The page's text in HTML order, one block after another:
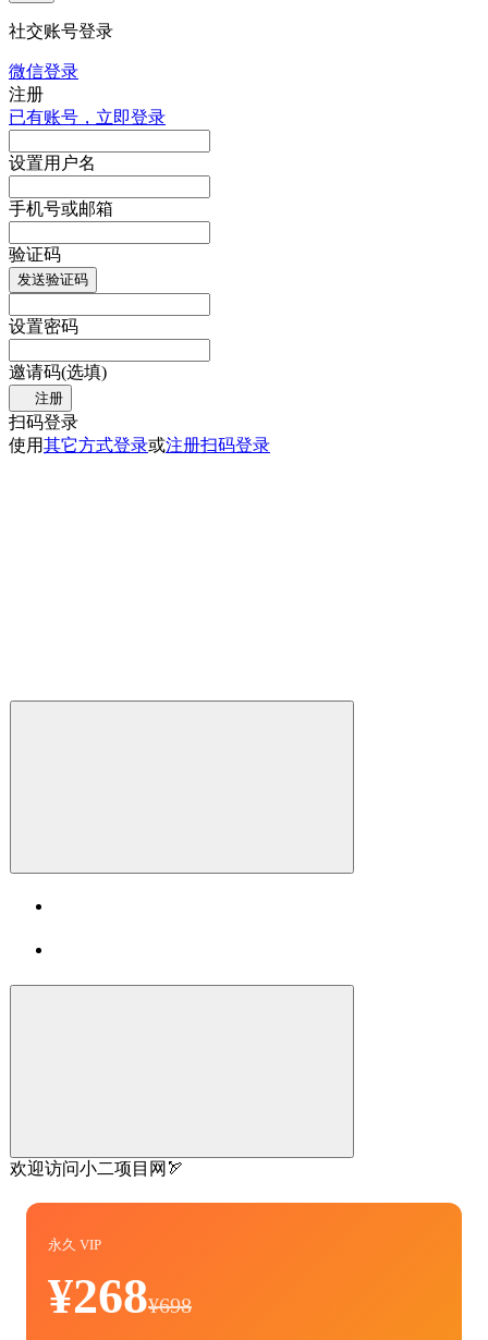
社交账号登录
微信登录
注册
已有账号，立即登录
设置用户名
手机号或邮箱
验证码
发送验证码
设置密码
邀请码(选填)
注册
扫码登录
使用其它方式登录或注册扫码登录
欢迎访问小二项目网🏹
永久 VIP
¥268¥698